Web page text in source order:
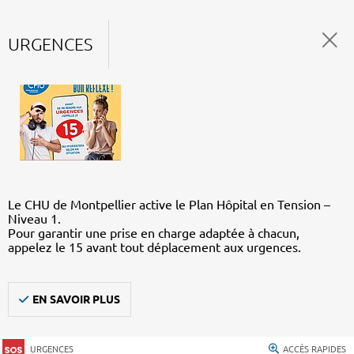
URGENCES
Le CHU de Montpellier active le Plan Hôpital en Tension –
Niveau 1.
Pour garantir une prise en charge adaptée à chacun,
appelez le 15 avant tout déplacement aux urgences.
EN SAVOIR PLUS
URGENCES ACCÈS RAPIDES